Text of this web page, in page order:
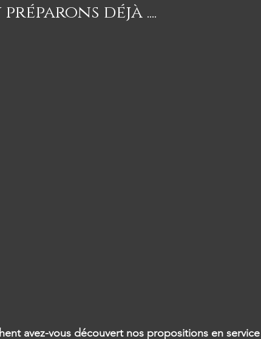
déjà ....
avez-vous découvert nos propositions en